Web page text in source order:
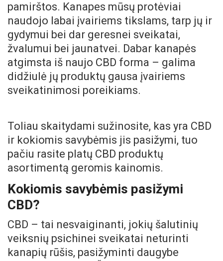
pamirštos. Kanapes mūsų protėviai
naudojo labai įvairiems tikslams, tarp jų ir
gydymui bei dar geresnei sveikatai,
žvalumui bei jaunatvei. Dabar kanapės
atgimsta iš naujo CBD forma – galima
didžiulė jų produktų gausa įvairiems
sveikatinimosi poreikiams.
Toliau skaitydami sužinosite, kas yra CBD
ir kokiomis savybėmis jis pasižymi, tuo
pačiu rasite platų CBD produktų
asortimentą geromis kainomis.
Kokiomis savybėmis pasižymi
CBD?
CBD – tai nesvaiginanti, jokių šalutinių
veiksnių psichinei sveikatai neturinti
kanapių rūšis, pasižyminti daugybe